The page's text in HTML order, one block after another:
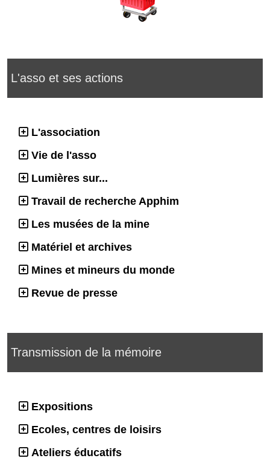
L'asso et ses actions
L'association
Vie de l'asso
Lumières sur...
Travail de recherche Apphim
Les musées de la mine
Matériel et archives
Mines et mineurs du monde
Revue de presse
Transmission de la mémoire
Expositions
Ecoles, centres de loisirs
Ateliers éducatifs